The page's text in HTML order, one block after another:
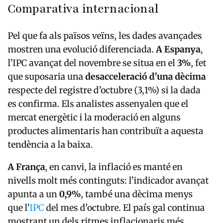
Comparativa internacional
Pel que fa als països veïns, les dades avançades
mostren una evolució diferenciada.A Espanya,
l’IPC avançat del novembre se situa en el3%, fet
que suposaria unadesacceleració d’una dècima
respecte del registre d’octubre (3,1%) si la dada
es confirma. Els analistes assenyalen que el
mercat energètic i la moderació en alguns
productes alimentaris han contribuït a aquesta
tendència a la baixa.
A França, en canvi, la inflació es manté en
nivells molt més continguts: l’indicador avançat
apunta a un0,9%, també una dècima menys
que l’IPC del mes d’octubre. El país gal continua